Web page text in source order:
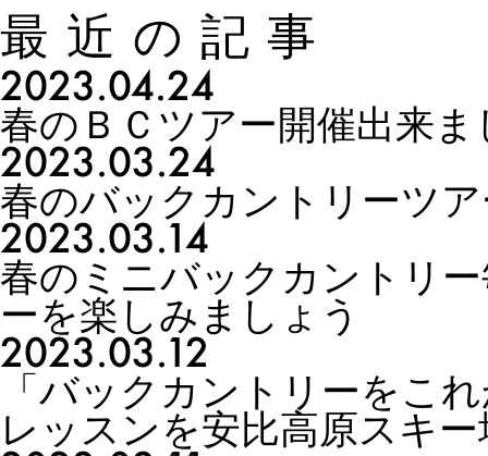
最近の記事
2023.04.24
春のＢＣツアー開催出来ま
2023.03.24
春のバックカントリーツ
2023.03.14
春のミニバックカントリ
ーを楽しみましょう
2023.03.12
「バックカントリーをこ
レッスンを安比高原スキ